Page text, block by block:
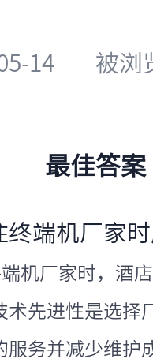
14
被浏
最佳答案
终端机厂家
机厂家时，酒
术先进性是选择
服务并减少维护